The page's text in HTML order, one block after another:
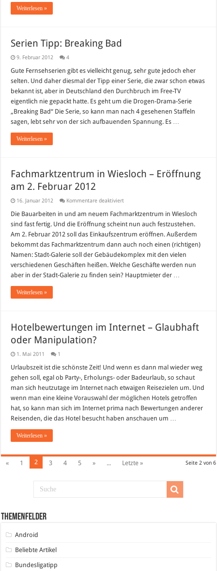
Weiterlesen »
Serien Tipp: Breaking Bad
9. Februar 2012 4
Gute Fernsehserien gibt es vielleicht genug, sehr gute jedoch eher
selten. Und daher diesmal der Tipp einer Serie, die zwar schon etwas
bekannt ist, aber in Deutschland den Durchbruch im Free-TV
eigentlich nie gepackt hatte. Es geht um die Drogen-Drama-Serie
„Breaking Bad“ Die Serie, so kann man nach 4 gesehenen Staffeln
sagen, lebt sehr von der sich aufbauenden Spannung. Es …
Weiterlesen »
Fachmarktzentrum in Wiesloch – Eröffnung
am 2. Februar 2012
16. Januar 2012 Kommentare deaktiviertfür
in
–
Eröffnung
am
2.
2012
Die Bauarbeiten in und am neuem Fachmarktzentrum in Wiesloch
sind fast fertig. Und die Eröffnung scheint nun auch festzustehen.
Am 2. Februar 2012 soll das Einkaufszentrum eröffnen. Außerdem
bekommt das Fachmarktzentrum dann auch noch einen (richtigen)
Namen: Stadt-Galerie soll der Gebäudekomplex mit den vielen
verschiedenen Geschäften heißen. Welche Geschäfte werden nun
aber in der Stadt-Galerie zu finden sein? Hauptmieter der …
Weiterlesen »
Hotelbewertungen im Internet – Glaubhaft
oder Manipulation?
1. Mai 2011 1
Urlaubszeit ist die schönste Zeit! Und wenn es dann mal wieder weg
gehen soll, egal ob Party-, Erholungs- oder Badeurlaub, so schaut
man sich heutzutage im Internet nach etwaigen Reisezielen um. Und
wenn man eine kleine Vorauswahl der möglichen Hotels getroffen
hat, so kann man sich im Internet prima nach Bewertungen anderer
Reisenden, die das Hotel besucht haben anschauen um …
Weiterlesen »
Seite 2 von 6
« 1 2 3 4 5 » ... Letzte »
Themenfelder
Android
Beliebte Artikel
Bundesligatipp